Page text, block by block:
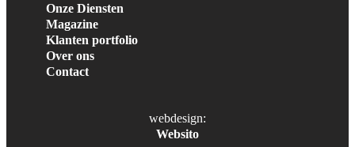
Onze Diensten
Magazine
Klanten portfolio
Over ons
Contact
webdesign:
Websito